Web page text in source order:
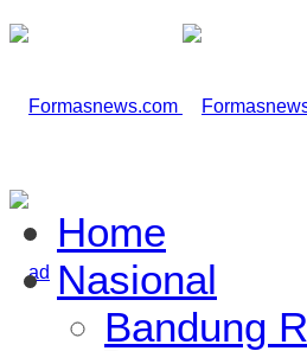
Home
Nasional
Bandung